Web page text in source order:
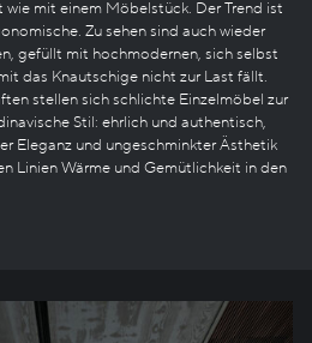
mit einem Möbelstück. Der Trend ist
Zu sehen sind auch wieder
gefüllt mit hochmodernen, sich selbst
das Knautschige nicht zur Last fällt.
stellen sich schlichte Einzelmöbel zur
Stil: ehrlich und authentisch,
Eleganz und ungeschminkter Ästhetik
Linien Wärme und Gemütlichkeit in den